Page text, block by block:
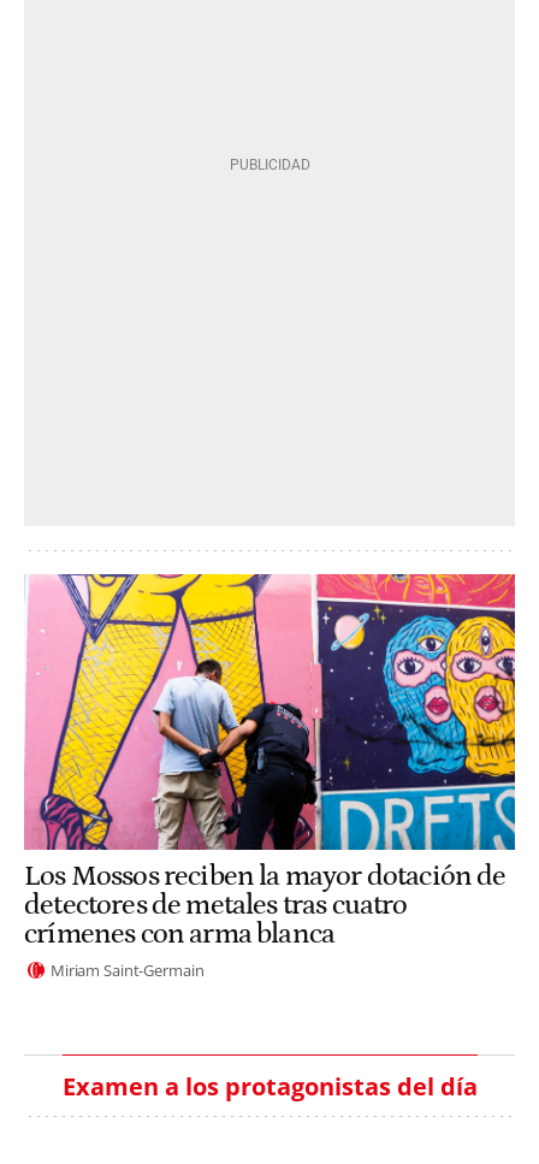
Los Mossos reciben la mayor dotación de
detectores de metales tras cuatro
crímenes con arma blanca
Miriam Saint-Germain
Examen a los protagonistas del día